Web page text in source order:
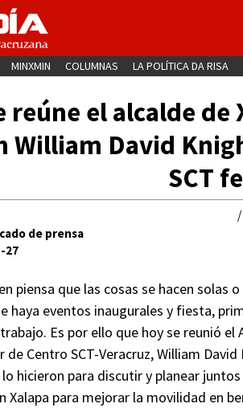
MINXMIN COLUMNAS LA POLÍTICA DA RISA
reúne el alcalde de
William David
SCT
/
de prensa
27
piensa que las cosas se hacen
haya eventos inaugurales y fiesta,
Es por ello que hoy se reunió el
de Centro SCT-Veracruz, William
hicieron para discutir y planear
Xalapa para mejorar la movilidad en